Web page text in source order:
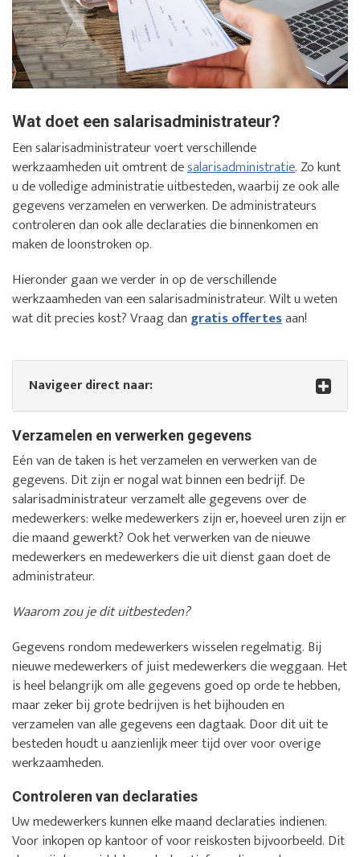
Wat doet een salarisadministrateur?
Een salarisadministrateur voert verschillende
werkzaamheden uit omtrent desalarisadministratie. Zo kunt
u de volledige administratie uitbesteden, waarbij ze ook alle
gegevens verzamelen en verwerken. De administrateurs
controleren dan ook alle declaraties die binnenkomen en
maken de loonstroken op.
Hieronder gaan we verder in op de verschillende
werkzaamheden van een salarisadministrateur. Wilt u weten
wat dit precies kost? Vraag dan gratis offertesaan!
Navigeer direct naar:
Verzamelen en verwerken gegevens
Eén van de taken is het verzamelen en verwerken van de
gegevens. Dit zijn er nogal wat binnen een bedrijf. De
salarisadministrateur verzamelt alle gegevens over de
medewerkers: welke medewerkers zijn er, hoeveel uren zijn er
die maand gewerkt? Ook het verwerken van de nieuwe
medewerkers en medewerkers die uit dienst gaan doet de
administrateur.
Waarom zou je dit uitbesteden?
Gegevens rondom medewerkers wisselen regelmatig. Bij
nieuwe medewerkers of juist medewerkers die weggaan. Het
is heel belangrijk om alle gegevens goed op orde te hebben,
maar zeker bij grote bedrijven is het bijhouden en
verzamelen van alle gegevens een dagtaak. Door dit uit te
besteden houdt u aanzienlijk meer tijd over voor overige
werkzaamheden.
Controleren van declaraties
Uw medewerkers kunnen elke maand declaraties indienen.
Voor inkopen op kantoor of voor reiskosten bijvoorbeeld. Dit